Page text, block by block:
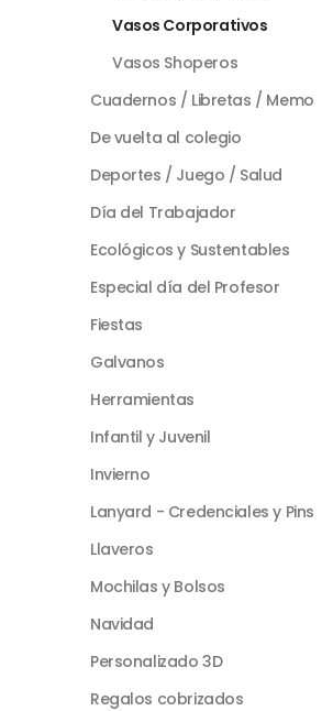
Vasos Corporativos
Vasos Shoperos
Cuadernos / Libretas / Memo
De vuelta al colegio
Deportes / Juego / Salud
Día del Trabajador
Ecológicos y Sustentables
Especial día del Profesor
Fiestas
Galvanos
Herramientas
Infantil y Juvenil
Invierno
Lanyard - Credenciales y Pins
Llaveros
Mochilas y Bolsos
Navidad
Personalizado 3D
Regalos cobrizados